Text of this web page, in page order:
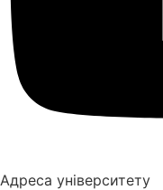
Адреса університету